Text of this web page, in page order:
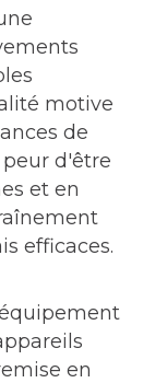
motive
de
d'être
et en
efficaces.
en